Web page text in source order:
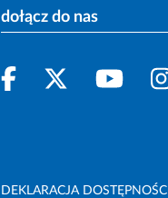
dołącz do nas
DEKLARACJA DOSTĘPNOŚCI